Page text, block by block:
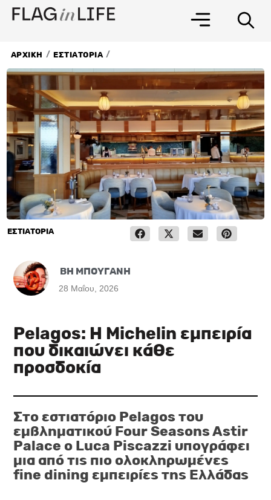
Μετάβαση
στο
ΑΡΧΙΚΗ / ΕΣΤΙΑΤΟΡΙΑ /
ΕΣΤΙΑΤΟΡΙΑ
ΒΗ ΜΠΟΥΓΑΝΗ
28 Μαΐου, 2026
Pelagos: H Michelin εμπειρία
που δικαιώνει κάθε
προσδοκία
Στο εστιατόριο Pelagos του
εμβληματικού Four Seasons Astir
Palace ο Luca Piscazzi υπογράφει
μια από τις πιο ολοκληρωμένες
fine dining εμπειρίες της Ελλάδας